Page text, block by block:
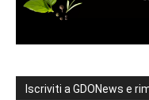
Iscriviti a GDONews e